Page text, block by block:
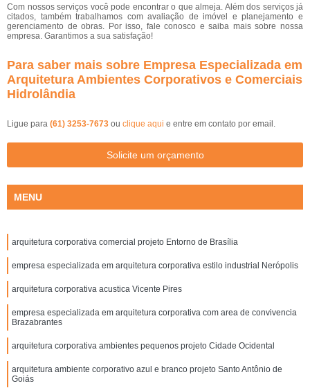
Com nossos serviços você pode encontrar o que almeja. Além dos serviços já
citados, também trabalhamos com avaliação de imóvel e planejamento e
gerenciamento de obras. Por isso, fale conosco e saiba mais sobre nossa
empresa. Garantimos a sua satisfação!
Para saber mais sobre Empresa Especializada em
Arquitetura Ambientes Corporativos e Comerciais
Hidrolândia
Ligue para (61) 3253-7673 ou clique aqui e entre em contato por email.
Solicite um orçamento
MENU
arquitetura corporativa comercial projeto Entorno de Brasília
empresa especializada em arquitetura corporativa estilo industrial Nerópolis
arquitetura corporativa acustica Vicente Pires
empresa especializada em arquitetura corporativa com area de convivencia
Brazabrantes
arquitetura corporativa ambientes pequenos projeto Cidade Ocidental
arquitetura ambiente corporativo azul e branco projeto Santo Antônio de
Goiás